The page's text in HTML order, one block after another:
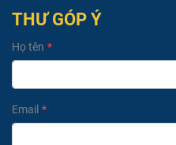
THƯ GÓP Ý
Họ tên
Email